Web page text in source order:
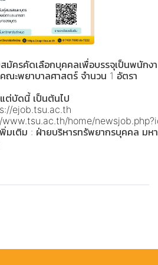
ครคัดเลือกบุคคลเพื่อบรรจุเป็นพนักง
ณะพยาบาลศาสตร์ จำนวน 1 อัตรา
ต่บัดนี้ เป็นต้นไป
ejob.tsu.ac.th
home/
พิ่มเติม : ฝ่ายบริหารทรัพยากรบุคคล ม